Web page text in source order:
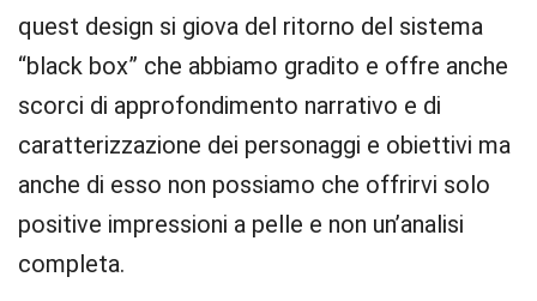
quest design si giova del ritorno del sistema
“black box” che abbiamo gradito e offre anche
scorci di approfondimento narrativo e di
caratterizzazione dei personaggi e obiettivi ma
anche di esso non possiamo che offrirvi solo
positive impressioni a pelle e non un’analisi
completa.